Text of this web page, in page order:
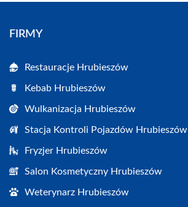
FIRMY
Restauracje Hrubieszów
Kebab Hrubieszów
Wulkanizacja Hrubieszów
Stacja Kontroli Pojazdów Hrubieszów
Fryzjer Hrubieszów
Salon Kosmetyczny Hrubieszów
Weterynarz Hrubieszów